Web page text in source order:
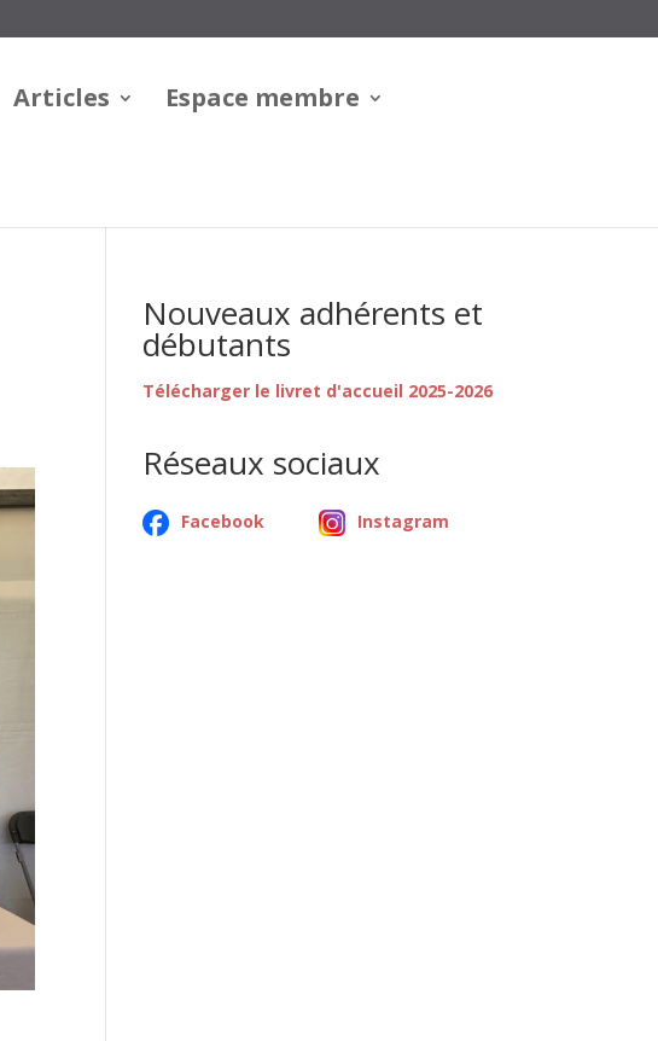
Articles Espace membre
Nouveaux adhérents et
débutants
Télécharger le livret d'accueil 2025-2026
Réseaux sociaux
Facebook Instagram